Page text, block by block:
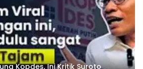
Kopdes, Ini Kritik Suroto